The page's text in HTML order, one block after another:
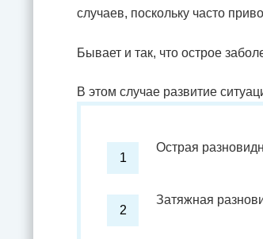
случаев, поскольку часто
Бывает и так, что острое
В этом случае развитие
Острая
Затяжная